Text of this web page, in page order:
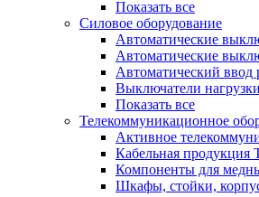
Показать все
Силовое оборудование
Автоматические
Автоматические
Автоматический ввод
Выключатели
Показать все
Телекоммуникационное
Активное
Кабельная продукция
Компоненты для
Шкафы, стойки,